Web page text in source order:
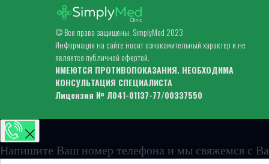
© Все права защищены. SimplyMed 2023
Информация на сайте носит ознакомительный характер и не
является публичной офертой.
ИМЕЮТСЯ ПРОТИВОПОКАЗАНИЯ. НЕОБХОДИМА
КОНСУЛЬТАЦИЯ СПЕЦИАЛИСТА
Лицензия № Л041-01137-77/00337550
Напишите Ваш номер телефона и мы свяжемся с